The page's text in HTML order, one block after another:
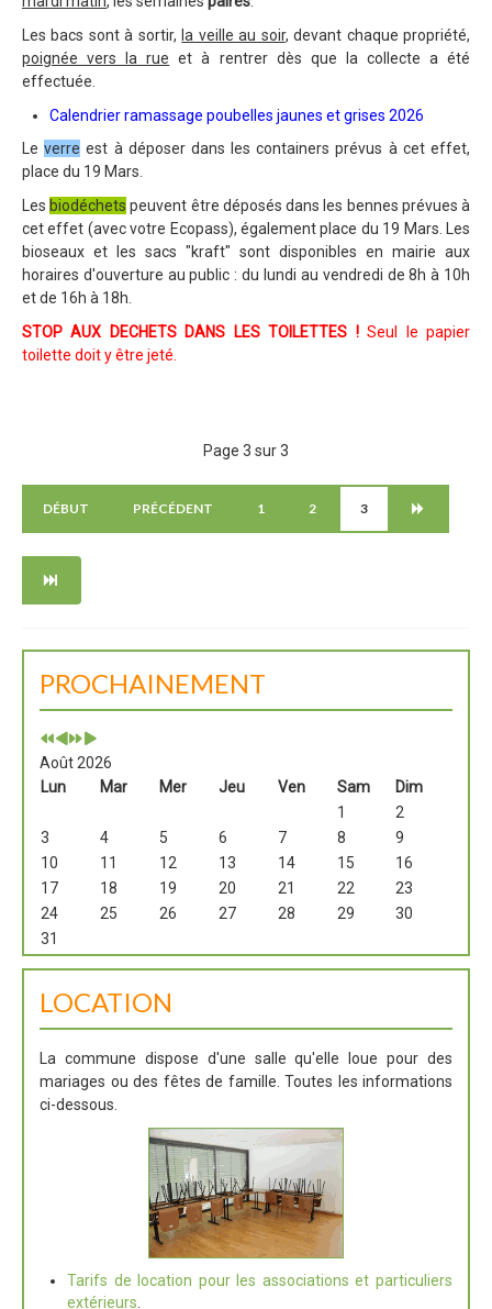
Les bacs sont à sortir, la veille au soir, devant chaque propriété,
poignée vers la rue et à rentrer dès que la collecte a été
effectuée.
Calendrier ramassage poubelles jaunes et grises 2026
Leverre est à déposer dans les containers prévus à cet effet,
place du 19 Mars.
Les biodéchets peuvent être déposés dans les bennes prévues à
cet effet (avec votre Ecopass), également place du 19 Mars. Les
bioseaux et les sacs "kraft" sont disponibles en mairie aux
horaires d'ouverture au public : du lundi au vendredi de 8h à 10h
et de 16h à 18h.
STOP AUX DECHETS DANS LES TOILETTES !Seul le papier
toilette doit y être jeté.
Page 3 sur 3
DÉBUT PRÉCÉDENT 1 2 3
PROCHAINEMENT
Août 2026
Lun
Mar Mer Jeu Ven Sam
Dim
1
2
3
4 5 6 7 8
9
10
11 12 13 14 15
16
17
18 19 20 21 22
23
24
25 26 27 28 29
30
31
LOCATION
La commune dispose d'une salle qu'elle loue pour des
mariages ou des fêtes de famille. Toutes les informations
ci-dessous.
Tarifs de location pour les associations et particuliers
extérieurs